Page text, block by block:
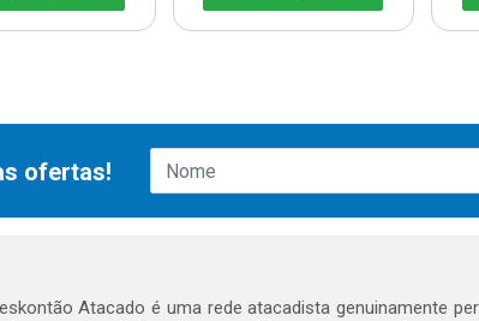
ofertas!
Atacado é uma rede atacadista genuinamente